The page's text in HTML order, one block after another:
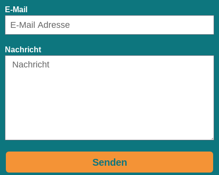
E-Mail
Nachricht
Senden